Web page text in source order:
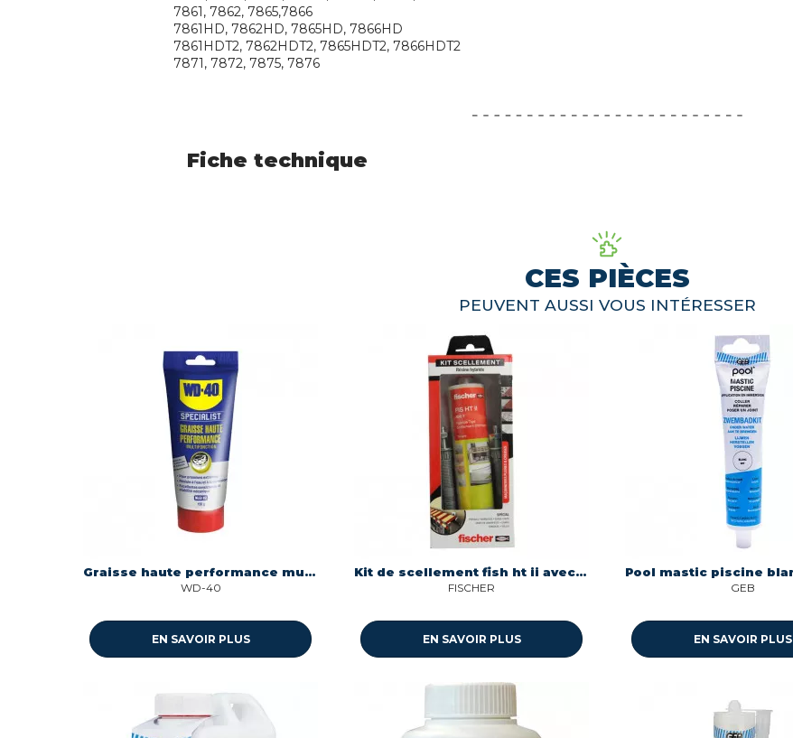
7861, 7862, 7865,7866
7861HD, 7862HD, 7865HD, 7866HD
7861HDT2, 7862HDT2, 7865HDT2, 7866HDT2
7871, 7872, 7875, 7876
Fiche technique
CES PIÈCES
PEUVENT AUSSI VOUS INTÉRESSER
Graisse haute performance multifonction - tube 150 gr Wd40 331075
WD-40
EN SAVOIR PLUS
Kit de scellement fish ht ii avec 4 tiges filetees et tamis Fischer Innovative Solutions 562781
FISCHER
EN SAVOIR PLUS
GEB
EN SAVOIR PLUS